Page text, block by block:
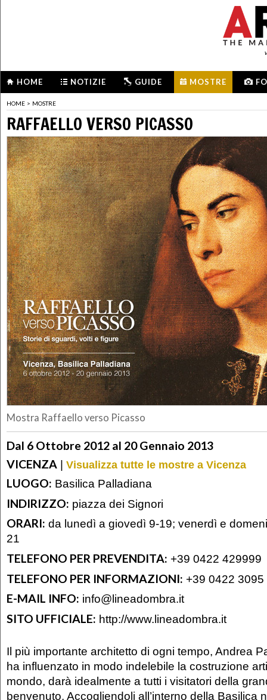
HOME NOTIZIE GUIDE MOSTRE
HOME > MOSTRE
RAFFAELLO VERSO PICASSO
Mostra Raffaello verso Picasso
Dal 6 Ottobre 2012 al 20 Gennaio 2013
VICENZA | Visualizza tutte le mostre a Vicenza
LUOGO: Basilica Palladiana
INDIRIZZO: piazza dei Signori
ORARI: da lunedì a giovedì 9-19; venerdì e
21
TELEFONO PER PREVENDITA: +39 0422 429999
TELEFONO PER INFORMAZIONI: +39 0422 3095
E-MAIL INFO: info@lineadombra.it
SITO UFFICIALE: http://www.lineadombra.it
Il più importante architetto di ogni tempo, Andrea
ha influenzato in modo indelebile la costruzione
mondo, darà idealmente a tutti i visitatori della
benvenuto. Accogliendoli all’interno della Basilica